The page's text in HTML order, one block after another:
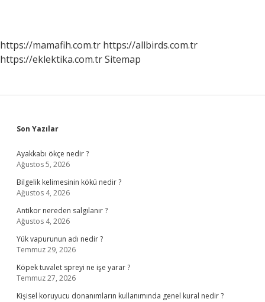
Istiyor
https://mamafih.com.tr https://allbirds.com.tr
https://eklektika.com.trSitemap
Sidebar
Son Yazılar
Ayakkabı ökçe nedir ?
Ağustos 5, 2026
Bilgelik kelimesinin kökü nedir ?
Ağustos 4, 2026
Antikor nereden salgılanır ?
Ağustos 4, 2026
Yük vapurunun adı nedir ?
Temmuz 29, 2026
Köpek tuvalet spreyi ne işe yarar ?
Temmuz 27, 2026
Kişisel koruyucu donanımların kullanımında genel kural nedir ?